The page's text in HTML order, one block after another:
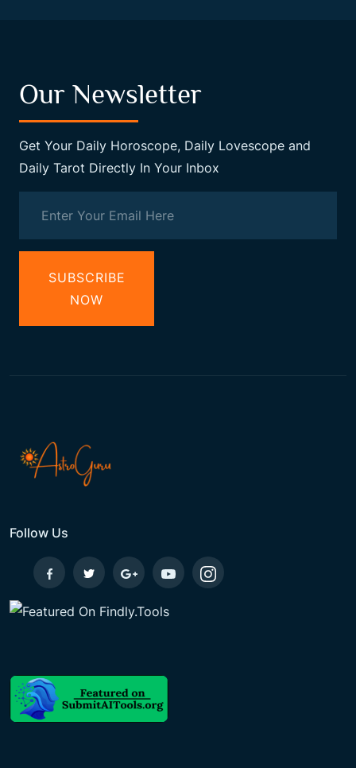
Our Newsletter
Get Your Daily Horoscope, Daily Lovescope and
Daily Tarot Directly In Your Inbox
SUBSCRIBE
NOW
Follow Us